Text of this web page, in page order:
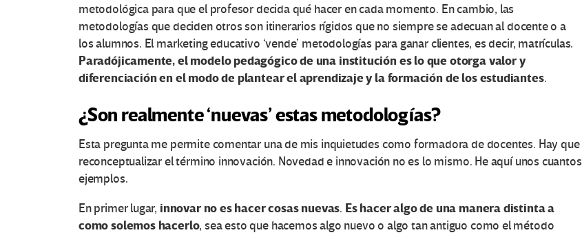
metodológica para que el profesor decida qué hacer en cada momento. En cambio, las
metodologías que deciden otros son itinerarios rígidos que no siempre se adecuan al docente o a
los alumnos. El marketing educativo ‘vende’ metodologías para ganar clientes, es decir, matrículas.
Paradójicamente, el modelo pedagógico de una institución es lo que otorga valor y
diferenciación en el modo de plantear el aprendizaje y la formación de los estudiantes.
¿Son realmente ‘nuevas’ estas metodologías?
Esta pregunta me permite comentar una de mis inquietudes como formadora de docentes. Hay que
reconceptualizar el término innovación. Novedad e innovación no es lo mismo. He aquí unos cuantos
ejemplos.
En primer lugar, innovar no es hacer cosas nuevas. Es hacer algo de una manera distinta a
como solemos hacerlo, sea esto que hacemos algo nuevo o algo tan antiguo como el método